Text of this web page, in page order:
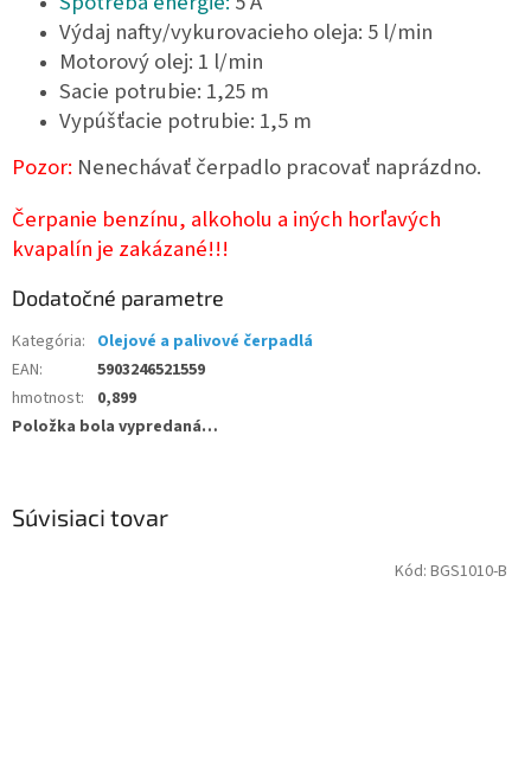
Súvisiaci tovar
Kód: BGS1010-B
Výdaj nafty/vykurovacieho oleja: 5 l/min
Motorový olej: 1 l/min
Sacie potrubie: 1,25 m
Vypúšťacie potrubie: 1,5 m
Pozor: Nenechávať čerpadlo pracovať naprázdno.
Čerpanie benzínu, alkoholu a iných horľavých
kvapalín je zakázané!!!
Dodatočné parametre
Kategória: Olejové a palivové čerpadlá
EAN:
5903246521559
hmotnost:
0,899
Položka bola vypredaná…